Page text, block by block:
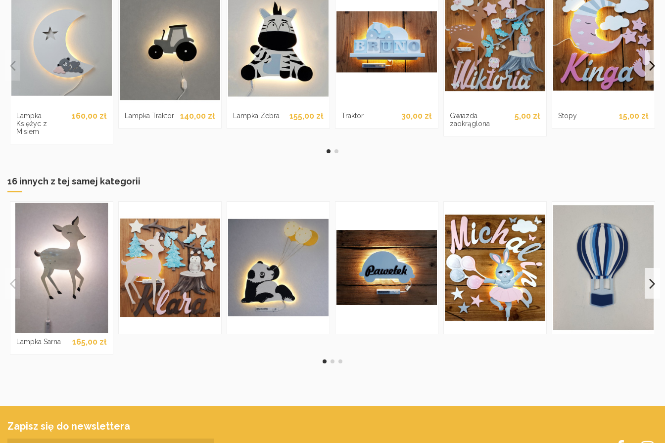
Lampka
Księżyc z
Misiem
160,00 zł Lampka Traktor 140,00 zł Lampka Zebra 155,00 zł Traktor 30,00 zł
Gwiazda
zaokrąglona
5,00 zł Stopy 15,00 zł
16 innych z tej samej kategorii
Lampka Sarna 165,00 zł
Zapisz się do newslettera